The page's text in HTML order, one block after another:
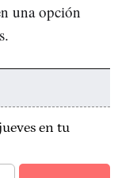
una opción
en tu